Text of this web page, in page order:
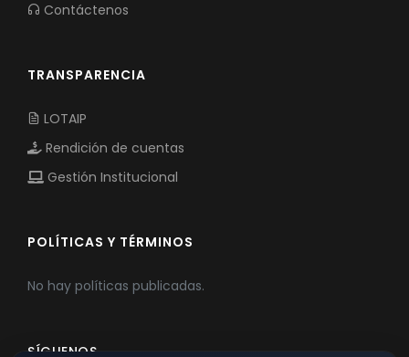
Contáctenos
TRANSPARENCIA
LOTAIP
Rendición de cuentas
Gestión Institucional
POLÍTICAS Y TÉRMINOS
No hay políticas publicadas.
SÍGUENOS